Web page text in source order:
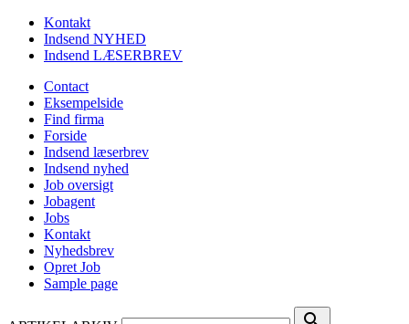
Kontakt
Indsend NYHED
Indsend LÆSERBREV
Contact
Eksempelside
Find firma
Forside
Indsend læserbrev
Indsend nyhed
Job oversigt
Jobagent
Jobs
Kontakt
Nyhedsbrev
Opret Job
Sample page